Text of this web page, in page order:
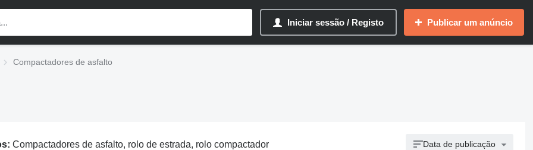
Iniciar sessão / Registo Publicar um anúncio
Compactadores de asfalto
Compactadores de asfalto, rolo de estrada, rolo compactador Data de publicação